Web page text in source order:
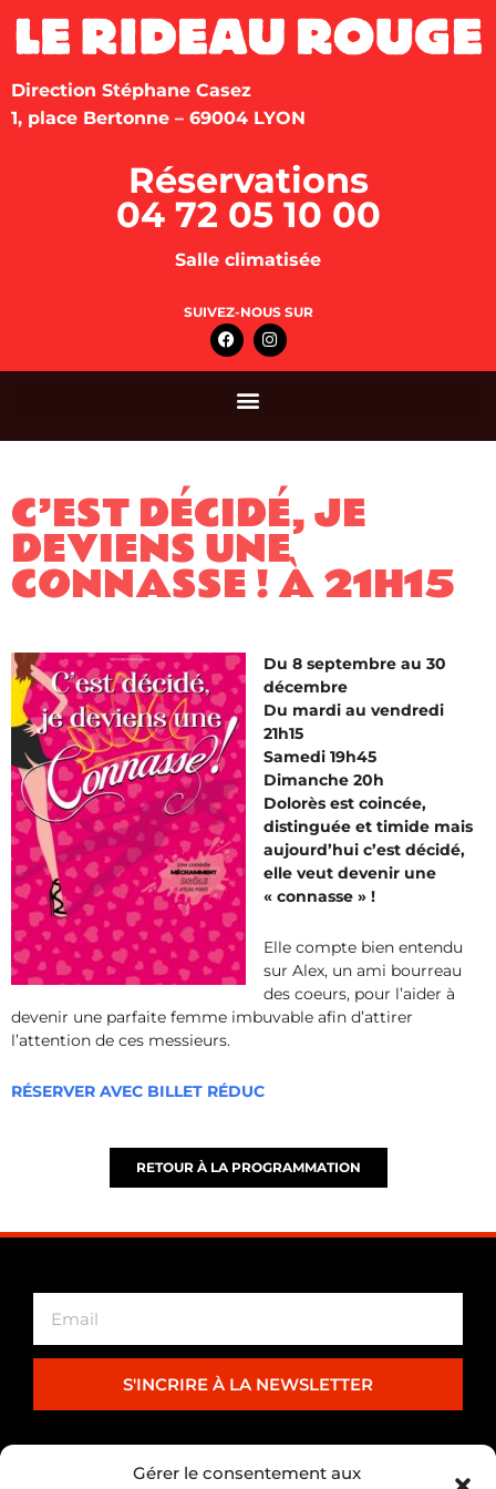
Gérer le consentement aux
Direction Stéphane Casez
1, place Bertonne – 69004 LYON
Réservations
04 72 05 10 00
Salle climatisée
SUIVEZ-NOUS SUR
C’EST DÉCIDÉ, JE
DEVIENS UNE
CONNASSE ! À 21H15
Du 8 septembre au 30
décembre
Du mardi au vendredi
21h15
Samedi 19h45
Dimanche 20h
Dolorès est coincée,
distinguée et timide mais
aujourd’hui c’est décidé,
elle veut devenir une
« connasse » !
Elle compte bien entendu
sur Alex, un ami bourreau
des coeurs, pour l’aider à
devenir une parfaite femme imbuvable afin d’attirer
l’attention de ces messieurs.
RÉSERVER AVEC BILLET RÉDUC
RETOUR À LA PROGRAMMATION
S'INCRIRE À LA NEWSLETTER
PARTENARIAT